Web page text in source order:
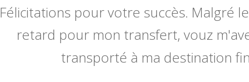
Félicitations pour votre succès. Malgré
retard pour mon transfert, vouz
transporté à ma destination